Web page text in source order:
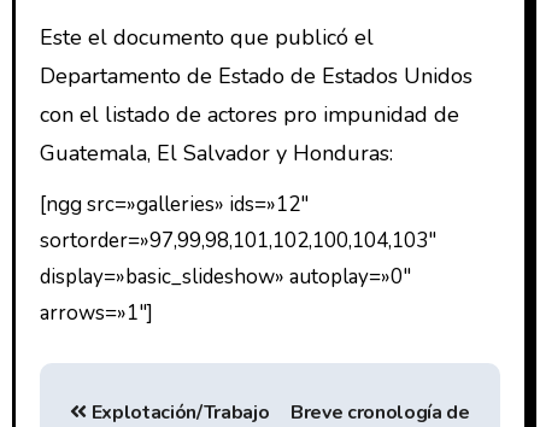
Este el documento que publicó el
Departamento de Estado de Estados Unidos
con el listado de actores pro impunidad de
Guatemala, El Salvador y Honduras:
[ngg src=»galleries» ids=»12″
sortorder=»97,99,98,101,102,100,104,103″
display=»basic_slideshow» autoplay=»0″
arrows=»1″]
Explotación/Trabajo
Breve cronología de